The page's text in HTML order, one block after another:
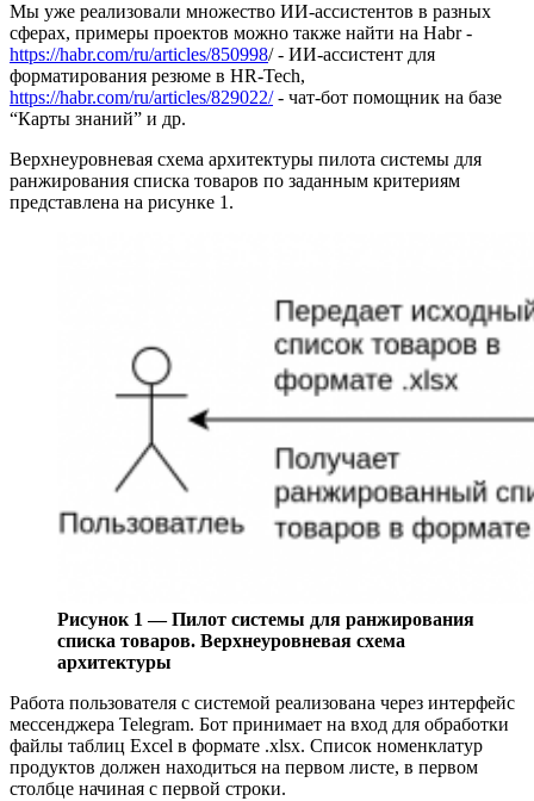
Мы уже реализовали множество ИИ-ассистентов в разных
сферах, примеры проектов можно также найти на Habr -
https://habr.com/ru/articles/850998/ - ИИ-ассистент для
форматирования резюме в HR-Tech,
https://habr.com/ru/articles/829022/- чат-бот помощник на базе
“Карты знаний” и др.
Верхнеуровневая схема архитектуры пилота системы для
ранжирования списка товаров по заданным критериям
представлена на рисунке 1.
Рисунок 1 — Пилот системы для ранжирования
списка товаров. Верхнеуровневая схема
архитектуры
Работа пользователя с системой реализована через интерфейс
мессенджера Telegram. Бот принимает на вход для обработки
файлы таблиц Excel в формате .xlsx. Список номенклатур
продуктов должен находиться на первом листе, в первом
столбце начиная с первой строки.